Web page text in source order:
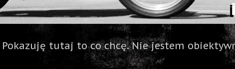
Pokazuję tutaj to co chcę. Nie jestem